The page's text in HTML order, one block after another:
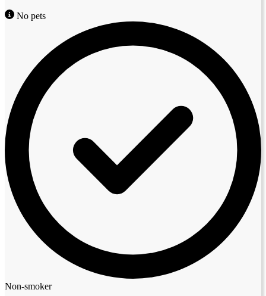
No pets
Non-smoker